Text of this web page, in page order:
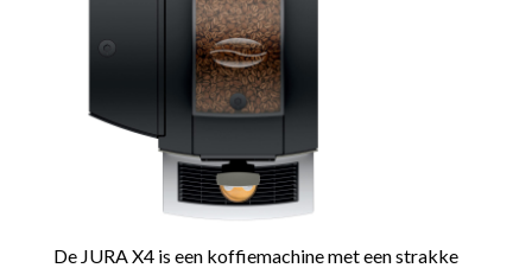
De JURA X4 is een koffiemachine met een strakke